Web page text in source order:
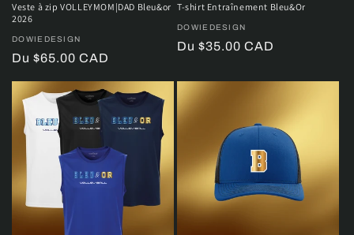
Veste à zip VOLLEYMOM|DAD Bleu&or
2026
Distributeur :
DOWIEDESIGN
Prix
Du $65.00 CAD
T-shirt Entraînement Bleu&Or
Distributeur :
DOWIEDESIGN
Prix
Du $35.00 CAD